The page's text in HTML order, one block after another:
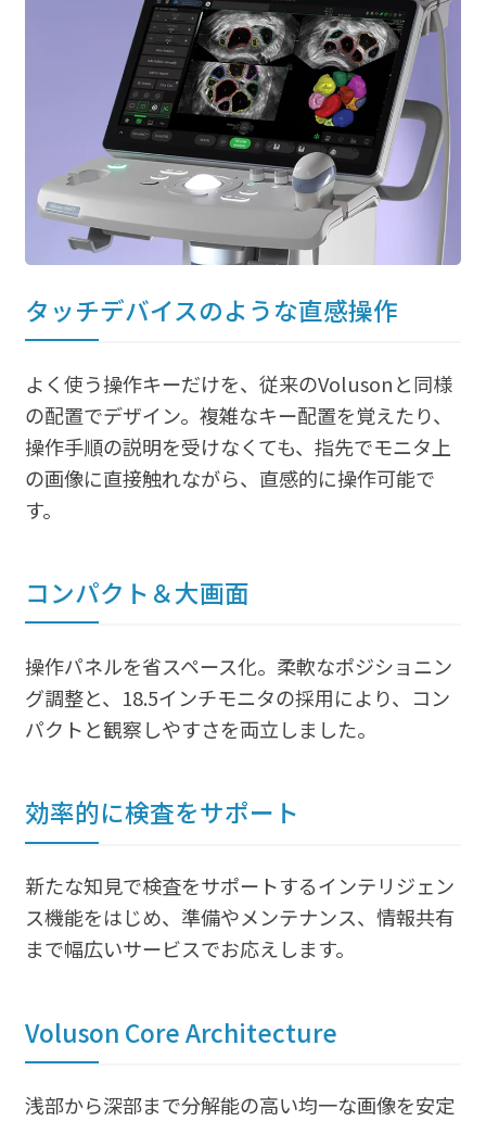
タッチデバイスのような直感操作
よく使う操作キーだけを、従来のVolusonと同様
の配置でデザイン。複雑なキー配置を覚えたり、
操作手順の説明を受けなくても、指先でモニタ上
の画像に直接触れながら、直感的に操作可能で
す。
コンパクト＆大画面
操作パネルを省スペース化。柔軟なポジショニン
グ調整と、18.5インチモニタの採用により、コン
パクトと観察しやすさを両立しました。
効率的に検査をサポート
新たな知見で検査をサポートするインテリジェン
ス機能をはじめ、準備やメンテナンス、情報共有
まで幅広いサービスでお応えします。
Voluson Core Architecture
浅部から深部まで分解能の高い均一な画像を安定